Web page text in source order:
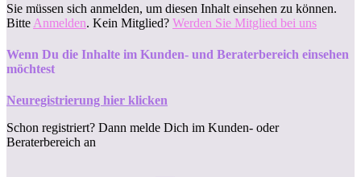
Sie müssen sich anmelden, um diesen Inhalt einsehen zu können.
Bitte Anmelden. Kein Mitglied? Werden Sie Mitglied bei uns
Wenn Du die Inhalte im Kunden- und Beraterbereich einsehen
möchtest
Neuregistrierung hier klicken
Schon registriert? Dann melde Dich im Kunden- oder
Beraterbereich an